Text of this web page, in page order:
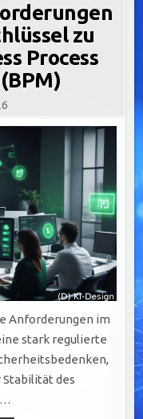
zu
Process
Anforderungen im
stark regulierte
Stabilität des